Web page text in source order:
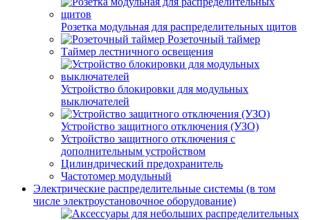
Розетка модульная для распределительных щитов
Розеточный таймер
Таймер лестничного освещения
Устройство блокировки для модульных
выключателей
Устройство защитного отключения (УЗО)
Устройство защитного отключения с
дополнительным устройством
Цилиндрический предохранитель
Частотомер модульный
Электрические распределительные системы (в том
числе электроустановочное оборудование)